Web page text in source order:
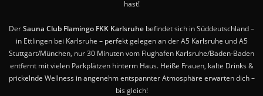
hast!
DerSauna Club Flamingo FKK Karlsruhe befindet sich in Süddeutschland –
in Ettlingen bei Karlsruhe – perfekt gelegen an der A5 Karlsruhe und A5
Stuttgart/München, nur 30 Minuten vom Flughafen Karlsruhe/Baden-Baden
entfernt mit vielen Parkplätzen hinterm Haus. Heiße Frauen, kalte Drinks &
prickelnde Wellness in angenehm entspannter Atmosphäre erwarten dich –
bis gleich!